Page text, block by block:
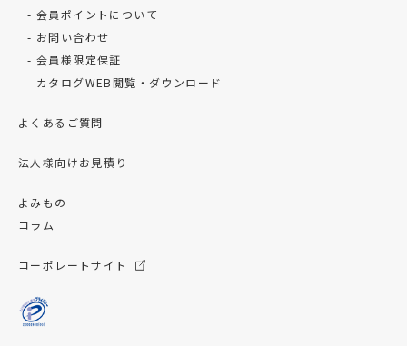
会員ポイントについて
お問い合わせ
会員様限定保証
カタログWEB閲覧・ダウンロード
よくあるご質問
法人様向けお見積り
よみもの
コラム
コーポレートサイト